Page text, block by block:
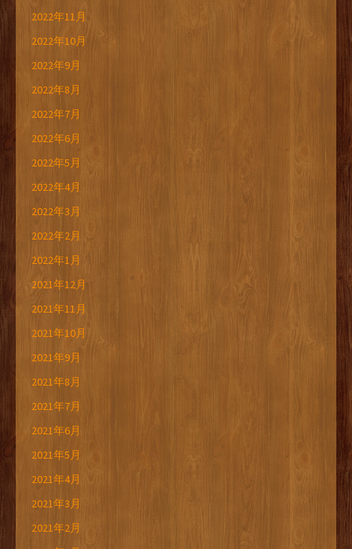
2022年11月
2022年10月
2022年9月
2022年8月
2022年7月
2022年6月
2022年5月
2022年4月
2022年3月
2022年2月
2022年1月
2021年12月
2021年11月
2021年10月
2021年9月
2021年8月
2021年7月
2021年6月
2021年5月
2021年4月
2021年3月
2021年2月